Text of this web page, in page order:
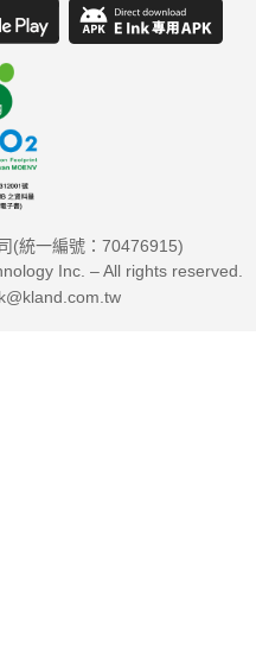
(統一編號：70476915)
Inc. – All rights reserved.